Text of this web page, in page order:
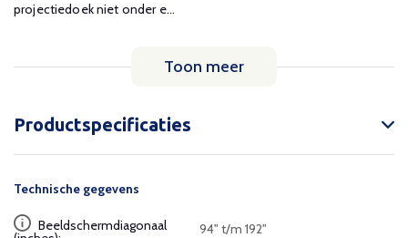
projectiedoek niet onder e...
Toon meer
Productspecificaties
Technische gegevens
Beeldschermdiagonaal 94" t/m 192"